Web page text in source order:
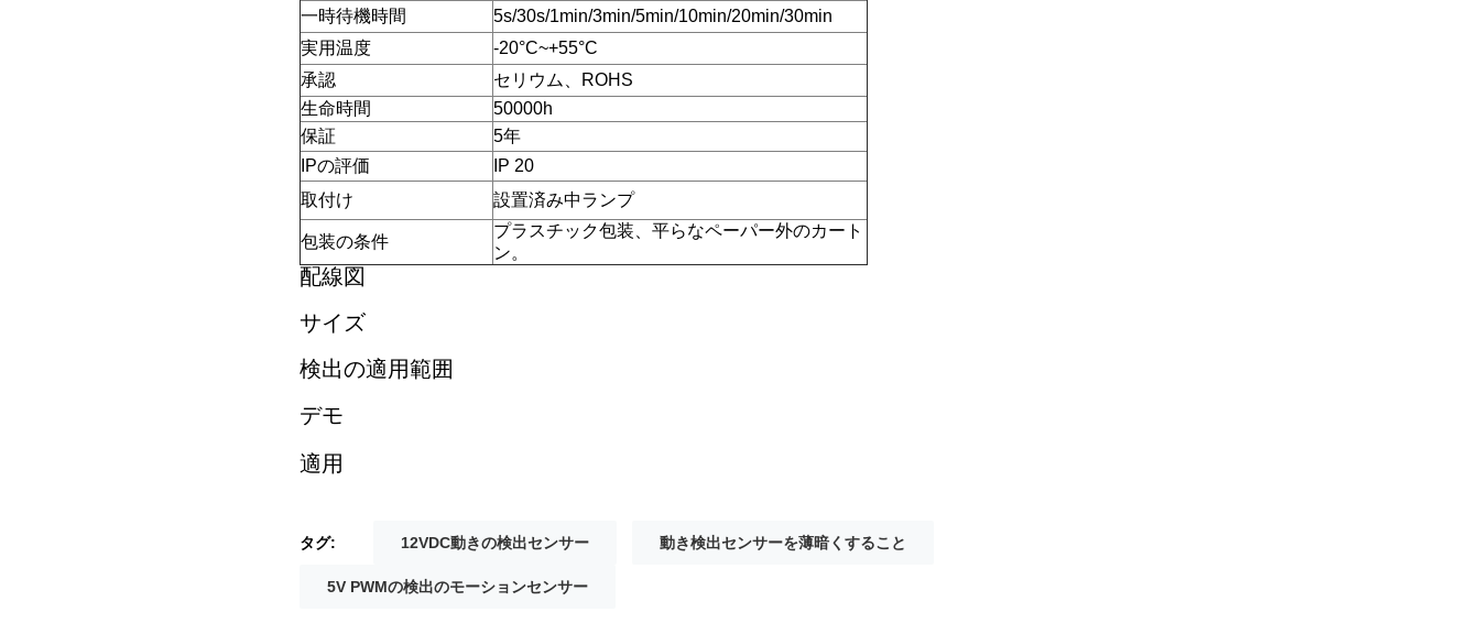
一時待機時間
5s/30s/1min/3min/5min/10min/20min/30min
実用温度
-20°C~+55°C
承認
セリウム、ROHS
生命時間
50000h
保証
5年
IPの評価
IP 20
取付け
設置済み中ランプ
包装の条件
プラスチック包装、平らなペーパー外のカート
ン。
配線図
サイズ
検出の適用範囲
デモ
適用
タグ: 12VDC動きの検出センサー 動き検出センサーを薄暗くすること
5V PWMの検出のモーションセンサー